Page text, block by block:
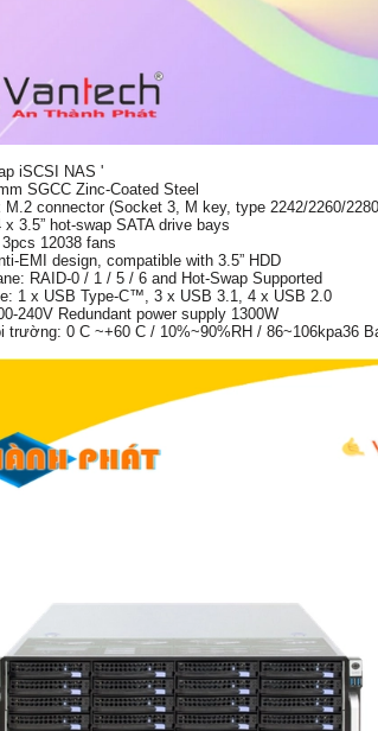
iSCSI NAS '
SGCC Zinc-Coated Steel
connector (Socket 3, M key, type 2242/2260/
3.5” hot-swap SATA drive bays
12038 fans
EMI design, compatible with 3.5” HDD
RAID-0 / 1 / 5 / 6 and Hot-Swap Supported
1 x USB Type-C™, 3 x USB 3.1, 4 x USB 2.0
240V Redundant power supply 1300W
trường: 0 C ~+60 C / 10%~90%RH / 86~106kpa36